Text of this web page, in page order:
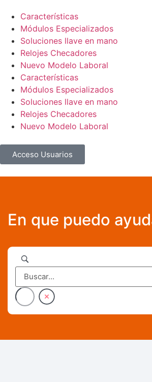
Características
Módulos Especializados
Soluciones llave en mano
Relojes Checadores
Nuevo Modelo Laboral
Características
Módulos Especializados
Soluciones llave en mano
Relojes Checadores
Nuevo Modelo Laboral
Acceso Usuarios
En que puedo